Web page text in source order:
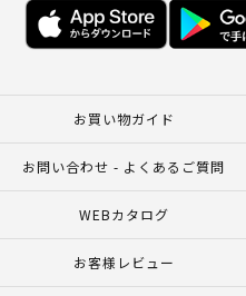
お買い物ガイド
お問い合わせ - よくあるご質問
WEBカタログ
お客様レビュー